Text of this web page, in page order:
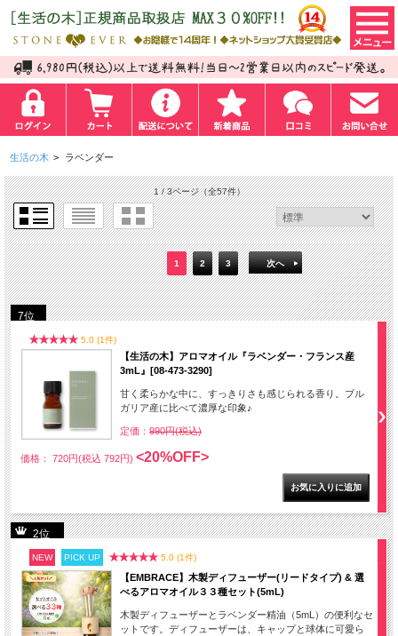
生活の木 > ラベンダー
1 / 3ページ（全57件）
1 2 3 次へ
7位
5.0 (1件)
【生活の木】アロマオイル『ラベンダー・フランス産
3mL』[08-473-3290]
甘く柔らかな中に、すっきりさも感じられる香り。ブル
ガリア産に比べて濃厚な印象♪
定価： 990円(税込)
価格： 720円(税込 792円) <20%OFF>
2位
NEW PICK UP 5.0 (1件)
【EMBRACE】木製ディフューザー(リードタイプ) & 選
べるアロマオイル３３種セット(5mL)
木製ディフューザーとラベンダー精油（5mL）の便利なセ
ットです。ディフューザーは、キャップと球体に可愛ら